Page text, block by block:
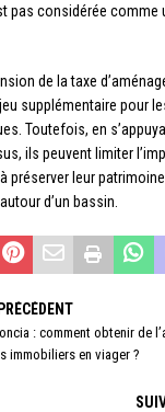
pas considérée
de la taxe
supplémentaire pour
Toutefois, en
ils peuvent limiter
préserver leur
d’un bassin.
PRÉCÉDENT
: comment obtenir de
immobiliers en viager ?